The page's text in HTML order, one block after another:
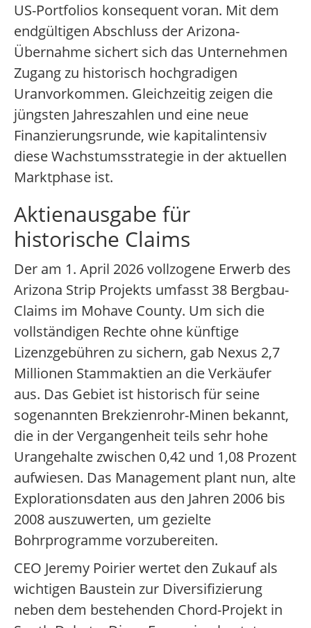
US-Portfolios konsequent voran. Mit dem
endgültigen Abschluss der Arizona-
Übernahme sichert sich das Unternehmen
Zugang zu historisch hochgradigen
Uranvorkommen. Gleichzeitig zeigen die
jüngsten Jahreszahlen und eine neue
Finanzierungsrunde, wie kapitalintensiv
diese Wachstumsstrategie in der aktuellen
Marktphase ist.
Aktienausgabe für
historische Claims
Der am 1. April 2026 vollzogene Erwerb des
Arizona Strip Projekts umfasst 38 Bergbau-
Claims im Mohave County. Um sich die
vollständigen Rechte ohne künftige
Lizenzgebühren zu sichern, gab Nexus 2,7
Millionen Stammaktien an die Verkäufer
aus. Das Gebiet ist historisch für seine
sogenannten Brekzienrohr-Minen bekannt,
die in der Vergangenheit teils sehr hohe
Urangehalte zwischen 0,42 und 1,08 Prozent
aufwiesen. Das Management plant nun, alte
Explorationsdaten aus den Jahren 2006 bis
2008 auszuwerten, um gezielte
Bohrprogramme vorzubereiten.
CEO Jeremy Poirier wertet den Zukauf als
wichtigen Baustein zur Diversifizierung
neben dem bestehenden Chord-Projekt in